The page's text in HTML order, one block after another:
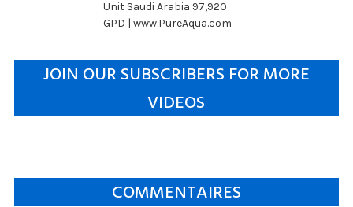
Unit Saudi Arabia 97,920
GPD | www.PureAqua.com
JOIN OUR SUBSCRIBERS FOR MORE
VIDEOS
COMMENTAIRES